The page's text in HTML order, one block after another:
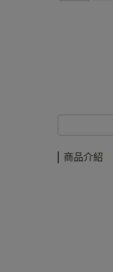
商品介紹